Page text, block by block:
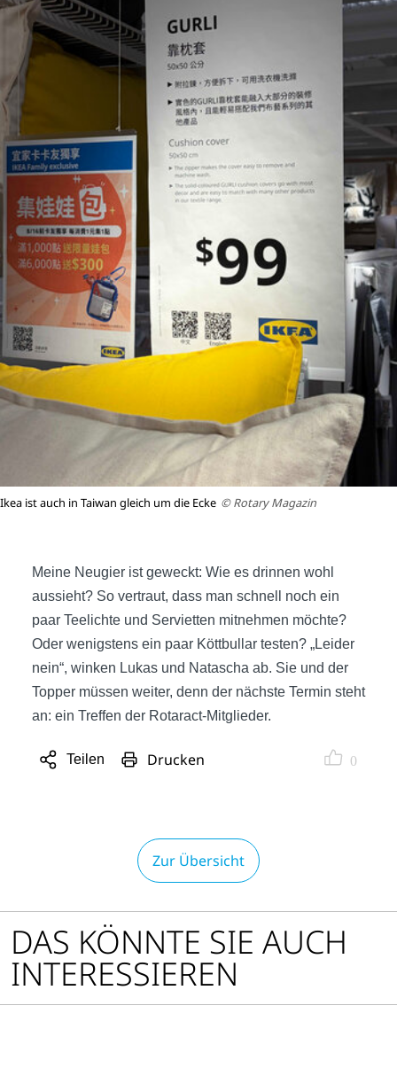
Ikea ist auch in Taiwan gleich um die Ecke © Rotary Magazin
Meine Neugier ist geweckt: Wie es drinnen wohl
aussieht? So vertraut, dass man schnell noch ein
paar Teelichte und Servietten mitnehmen möchte?
Oder wenigstens ein paar Köttbullar testen? „Leider
nein“, winken Lukas und Natascha ab. Sie und der
Topper müssen weiter, denn der nächste Termin steht
an: ein Treffen der Rotaract-Mitglieder.
Teilen
Sharing
Drucken 0
Zur Übersicht
DAS KÖNNTE SIE AUCH
INTERESSIEREN